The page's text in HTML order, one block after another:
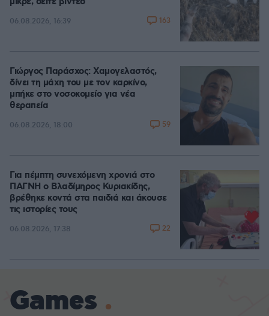
06.08.2026, 16:39 163
Γιώργος Παράσχος: Χαμογελαστός,
δίνει τη μάχη του με τον καρκίνο,
μπήκε στο νοσοκομείο για νέα
θεραπεία
06.08.2026, 18:00 59
Για πέμπτη συνεχόμενη χρονιά στο
ΠΑΓΝΗ ο Βλαδίμηρος Κυριακίδης,
βρέθηκε κοντά στα παιδιά και άκουσε
τις ιστορίες τους
06.08.2026, 17:38 22
Games